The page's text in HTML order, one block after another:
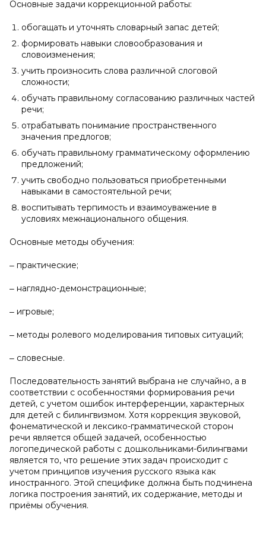
Основные задачи коррекционной работы:
обогащать и уточнять словарный запас детей;
формировать навыки словообразования и
словоизменения;
учить произносить слова различной слоговой
сложности;
обучать правильному согласованию различных частей
речи;
отрабатывать понимание пространственного
значения предлогов;
обучать правильному грамматическому оформлению
предложений;
учить свободно пользоваться приобретенными
навыками в самостоятельной речи;
воспитывать терпимость и взаимоуважение в
условиях межнационального общения.
Основные методы обучения:
‒ практические;
‒ наглядно-демонстрационные;
‒ игровые;
‒ методы ролевого моделирования типовых ситуаций;
‒ словесные.
Последовательность занятий выбрана не случайно, а в
соответствии с особенностями формирования речи
детей, с учетом ошибок интерференции, характерных
для детей с билингвизмом. Хотя коррекция звуковой,
фонематической и лексико-грамматической сторон
речи является общей задачей, особенностью
логопедической работы с дошкольниками-билингвами
является то, что решение этих задач происходит с
учетом принципов изучения русского языка как
иностранного. Этой специфике должна быть подчинена
логика построения занятий, их содержание, методы и
приёмы обучения.